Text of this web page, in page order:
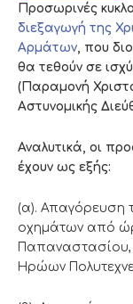
Προσωρινές
διεξαγωγή της
Αρμάτων , που
θα τεθούν σε
(Παραμονή
Αστυνομικής
Αναλυτικά, οι
έχουν ως εξής:
(α). Απαγόρευση
οχημάτων από
Παπαναστασίου,
Ηρώων